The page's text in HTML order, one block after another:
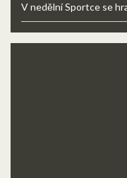
V nedělní Sportce se